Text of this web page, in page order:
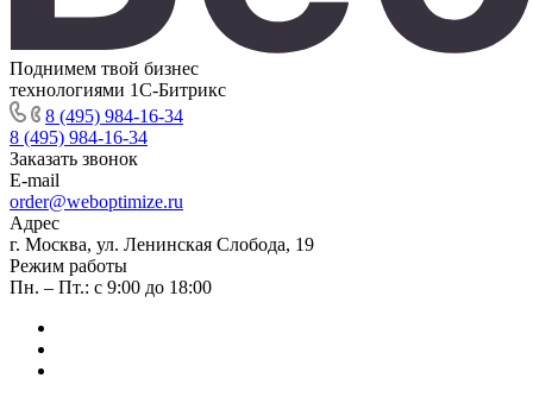
Поднимем твой бизнес
технологиями 1С-Битрикс
8 (495) 984-16-34
8 (495) 984-16-34
Заказать звонок
E-mail
order@weboptimize.ru
Адрес
г. Москва, ул. Ленинская Слобода, 19
Режим работы
Пн. – Пт.: с 9:00 до 18:00